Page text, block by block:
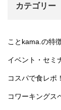
カテゴリー
ことkama.の特
イベント・セミ
コスパで食レポ
コワーキングス